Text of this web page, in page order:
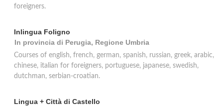
foreigners.
Inlingua Foligno
In provincia di Perugia, Regione Umbria
Courses of english, french, german, spanish, russian, greek, arabic,
chinese, italian for foreigners, portuguese, japanese, swedish,
dutchman, serbian-croatian.
Lingua + Città di Castello